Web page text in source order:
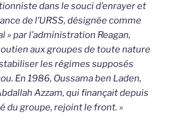
dans le souci d’enrayer et
de l’URSS, désignée comme
» par l’administration Reagan,
aux groupes de toute nature
les régimes supposés
En 1986, Oussama ben Laden,
Azzam, qui finançait depuis
du groupe, rejoint le front. »